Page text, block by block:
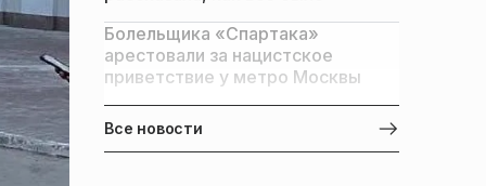
Болельщика «Спартака»
арестовали за нацистское
приветствие у метро Москвы
Все новости